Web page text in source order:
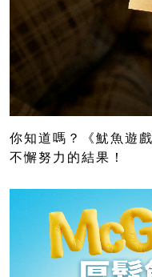
你知道嗎？《魷魚遊
不懈努力的結果！